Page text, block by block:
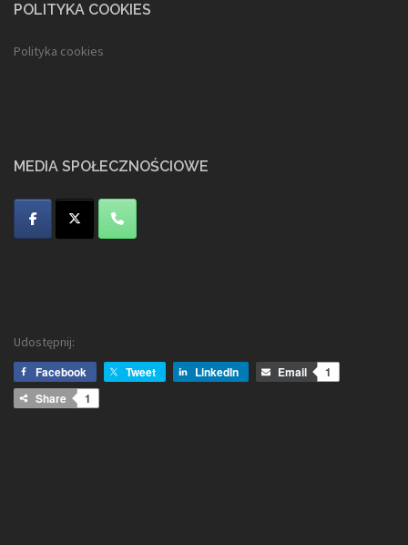
POLITYKA COOKIES
Polityka cookies
MEDIA SPOŁECZNOŚCIOWE
Udostępnij:
Facebook
Tweet LinkedIn Email
1
Share
1